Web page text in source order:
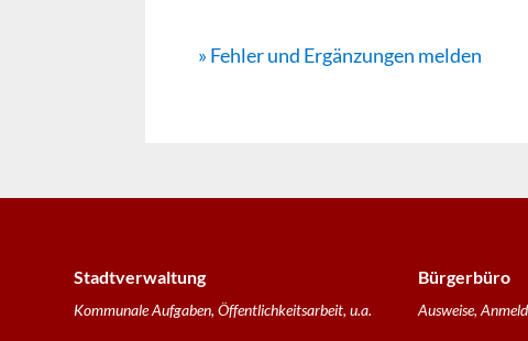
» Fehler und Ergänzungen melden
Stadtverwaltung
Kommunale Aufgaben, Öffentlichkeitsarbeit, u.a.
Bürgerbüro
Ausweise,